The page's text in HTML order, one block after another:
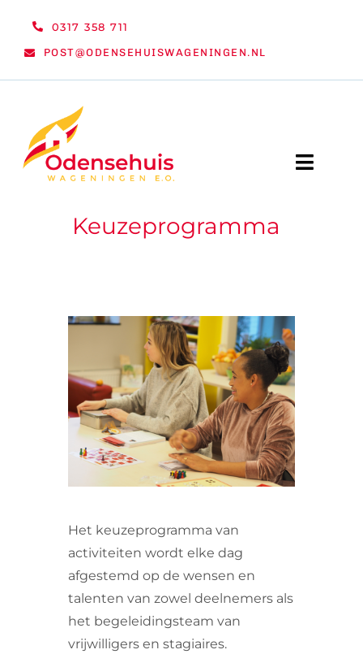
0317 358 711
POST@ODENSEHUISWAGENINGEN.NL
Toggle
WELKOM
VRIJWILLIGERS & STAGIAIRES
Keuzeprogramma
Het keuzeprogramma van
activiteiten wordt elke dag
afgestemd op de wensen en
talenten van zowel deelnemers als
het begeleidingsteam van
vrijwilligers en stagiaires.